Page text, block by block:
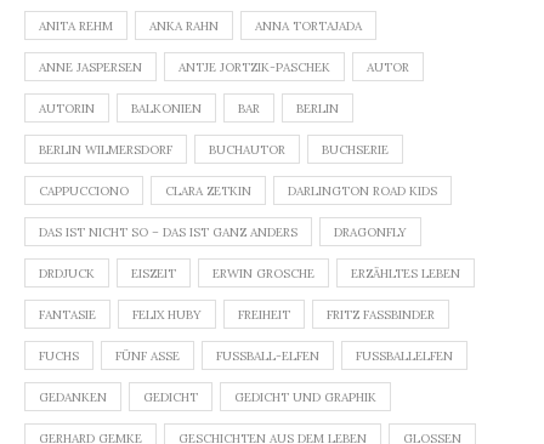
ANITA REHM ANKA RAHN ANNA TORTAJADA
ANNE JASPERSEN ANTJE JORTZIK-PASCHEK AUTOR
AUTORIN BALKONIEN BAR BERLIN
BERLIN WILMERSDORF BUCHAUTOR BUCHSERIE
CAPPUCCIONO CLARA ZETKIN DARLINGTON ROAD KIDS
DAS IST NICHT SO – DAS IST GANZ ANDERS DRAGONFLY
DRDJUCK EISZEIT ERWIN GROSCHE ERZÄHLTES LEBEN
FANTASIE FELIX HUBY FREIHEIT FRITZ FASSBINDER
FUCHS FÜNF ASSE FUSSBALL-ELFEN FUSSBALLELFEN
GEDANKEN GEDICHT GEDICHT UND GRAPHIK
GERHARD GEMKE GESCHICHTEN AUS DEM LEBEN GLOSSEN